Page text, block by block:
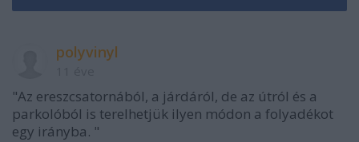
polyvinyl
"Az ereszcsatornából, a járdáról, de az útról és a
parkolóból is terelhetjük ilyen módon a folyadékot
egy irányba. "